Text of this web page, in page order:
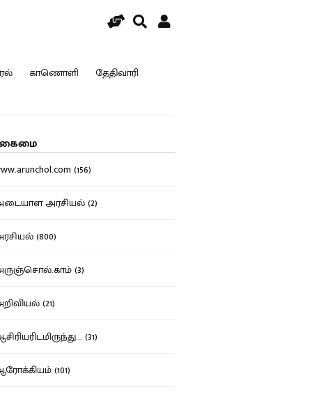
காணொளி தேதிவாரி
(156)
அரசியல் (2)
(800)
(3)
(21)
(31)
(101)